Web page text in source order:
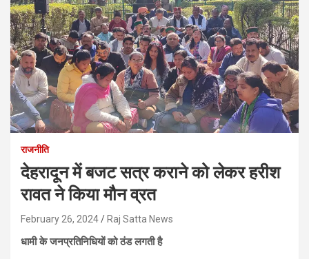
राजनीति
देहरादून में बजट सत्र कराने को लेकर हरीश
रावत ने किया मौन व्रत
February 26, 2024 Raj Satta News
धामी के जनप्रतिनिधियों को ठंड लगती है